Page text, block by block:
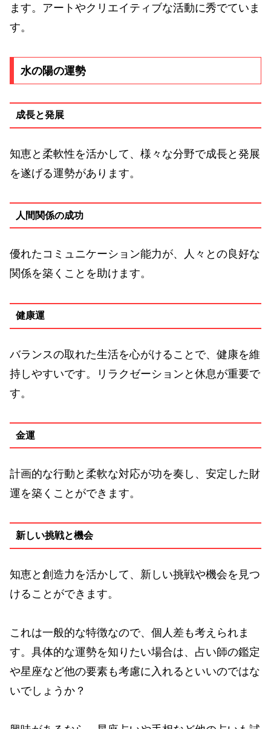
ます。アートやクリエイティブな活動に秀でていま
す。
水の陽の運勢
成長と発展
知恵と柔軟性を活かして、様々な分野で成長と発展
を遂げる運勢があります。
人間関係の成功
優れたコミュニケーション能力が、人々との良好な
関係を築くことを助けます。
健康運
バランスの取れた生活を心がけることで、健康を維
持しやすいです。リラクゼーションと休息が重要で
す。
金運
計画的な行動と柔軟な対応が功を奏し、安定した財
運を築くことができます。
新しい挑戦と機会
知恵と創造力を活かして、新しい挑戦や機会を見つ
けることができます。
これは一般的な特徴なので、個人差も考えられま
す。具体的な運勢を知りたい場合は、占い師の鑑定
や星座など他の要素も考慮に入れるといいのではな
いでしょうか？